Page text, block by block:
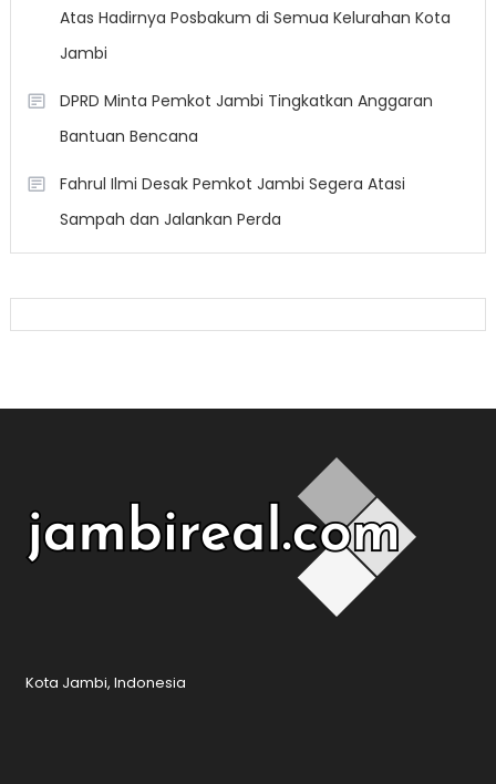
Atas Hadirnya Posbakum di Semua Kelurahan Kota
Jambi
DPRD Minta Pemkot Jambi Tingkatkan Anggaran
Bantuan Bencana
Fahrul Ilmi Desak Pemkot Jambi Segera Atasi
Sampah dan Jalankan Perda
Kota Jambi, Indonesia